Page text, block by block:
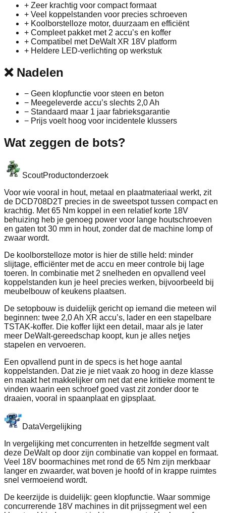
+ Zeer krachtig voor compact formaat
+ Veel koppelstanden voor precies schroeven
+ Koolborstelloze motor, duurzaam en efficiënt
+ Compleet pakket met 2 accu’s en koffer
+ Compatibel met DeWalt XR 18V platform
+ Heldere LED-verlichting op werkstuk
❌Nadelen
− Geen klopfunctie voor steen en beton
− Meegeleverde accu’s slechts 2,0 Ah
− Standaard maar 1 jaar fabrieksgarantie
− Prijs voelt hoog voor incidentele klussers
Wat zeggen de bots?
ScoutProductonderzoek
Voor wie vooral in hout, metaal en plaatmateriaal werkt, zit
de DCD708D2T precies in de sweetspot tussen compact en
krachtig. Met 65 Nm koppel in een relatief korte 18V
behuizing heb je genoeg power voor lange houtschroeven
en gaten tot 30 mm in hout, zonder dat de machine lomp of
zwaar wordt.
De koolborstelloze motor is hier de stille held: minder
slijtage, efficiënter met de accu en meer controle bij lage
toeren. In combinatie met 2 snelheden en opvallend veel
koppelstanden kun je heel precies werken, bijvoorbeeld bij
meubelbouw of keukens plaatsen.
De setopbouw is duidelijk gericht op iemand die meteen wil
beginnen: twee 2,0 Ah XR accu’s, lader en een stapelbare
TSTAK-koffer. Die koffer lijkt een detail, maar als je later
meer DeWalt-gereedschap koopt, kun je alles netjes
stapelen en vervoeren.
Een opvallend punt in de specs is het hoge aantal
koppelstanden. Dat zie je niet vaak zo hoog in deze klasse
en maakt het makkelijker om net dat ene kritieke moment te
vinden waarin een schroef goed vast zit zonder door te
draaien, vooral in spaanplaat en gipsplaat.
DataVergelijking
In vergelijking met concurrenten in hetzelfde segment valt
deze DeWalt op door zijn combinatie van koppel en formaat.
Veel 18V boormachines met rond de 65 Nm zijn merkbaar
langer en zwaarder, wat boven je hoofd of in krappe ruimtes
snel vermoeiend wordt.
De keerzijde is duidelijk: geen klopfunctie. Waar sommige
concurrerende 18V machines in dit prijssegment wel een